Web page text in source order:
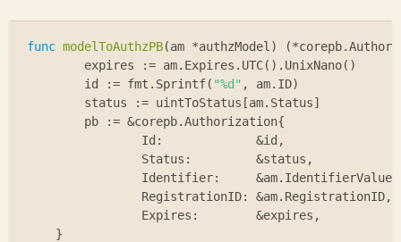
func modelToAuthzPB(am *authzModel)
	expires := am.Expires.UTC().UnixNano()
	id := fmt.Sprintf(
"%d" , am.ID)
	status := uintToStatus[am.Status]
	pb := &corepb.Authorization{
		Id:             &id,
		Status:         &status,
		Identifier:     &am.IdentifierValue,
		RegistrationID: &am.RegistrationID,
		Expires:        &expires,
    }